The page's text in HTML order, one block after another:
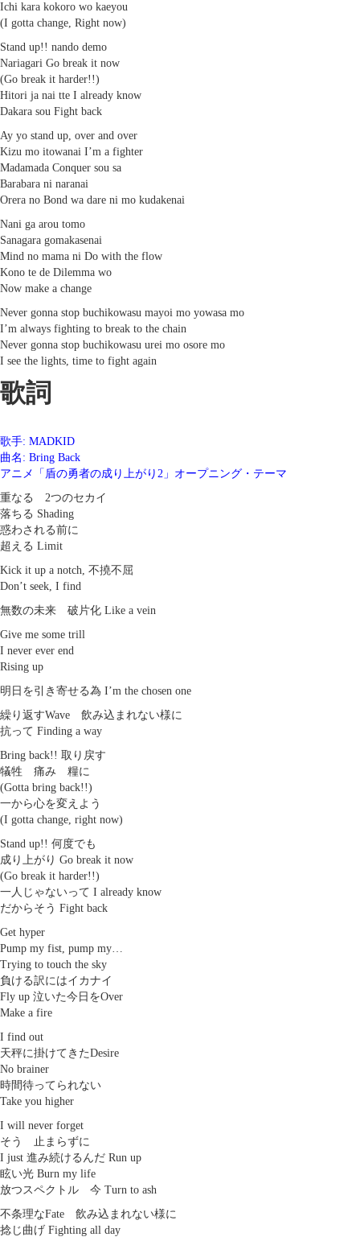
Ichi kara kokoro wo kaeyou
(I gotta change, Right now)
Stand up!! nando demo
Nariagari Go break it now
(Go break it harder!!)
Hitori ja nai tte I already know
Dakara sou Fight back
Ay yo stand up, over and over
Kizu mo itowanai I’m a fighter
Madamada Conquer sou sa
Barabara ni naranai
Orera no Bond wa dare ni mo kudakenai
Nani ga arou tomo
Sanagara gomakasenai
Mind no mama ni Do with the flow
Kono te de Dilemma wo
Now make a change
Never gonna stop buchikowasu mayoi mo yowasa mo
I’m always fighting to break to the chain
Never gonna stop buchikowasu urei mo osore mo
I see the lights, time to fight again
歌詞
歌手: MADKID
曲名: Bring Back
アニメ「盾の勇者の成り上がり2」オープニング・テーマ
重なる 2つのセカイ
落ちる Shading
惑わされる前に
超える Limit
Kick it up a notch, 不撓不屈
Don’t seek, I find
無数の未来 破片化 Like a vein
Give me some trill
I never ever end
Rising up
明日を引き寄せる為 I’m the chosen one
繰り返すWave 飲み込まれない様に
抗って Finding a way
Bring back!! 取り戻す
犠牲 痛み 糧に
(Gotta bring back!!)
一から心を変えよう
(I gotta change, right now)
Stand up!! 何度でも
成り上がり Go break it now
(Go break it harder!!)
一人じゃないって I already know
だからそう Fight back
Get hyper
Pump my fist, pump my…
Trying to touch the sky
負ける訳にはイカナイ
Fly up 泣いた今日をOver
Make a fire
I find out
天秤に掛けてきたDesire
No brainer
時間待ってられない
Take you higher
I will never forget
そう 止まらずに
I just 進み続けるんだ Run up
眩い光 Burn my life
放つスペクトル 今 Turn to ash
不条理なFate 飲み込まれない様に
捻じ曲げ Fighting all day